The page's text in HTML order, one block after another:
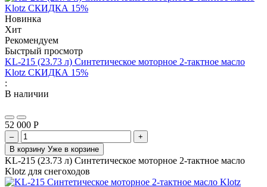
Новинка
Хит
Рекомендуем
Быстрый просмотр
KL-215 (23.73 л) Синтетическое моторное 2-тактное масло
Klotz СКИДКА 15%
:
В наличии
52 000 Р
–
+
В корзину Уже в корзине
KL-215 (23.73 л) Синтетическое моторное 2-тактное масло
Klotz для снегоходов